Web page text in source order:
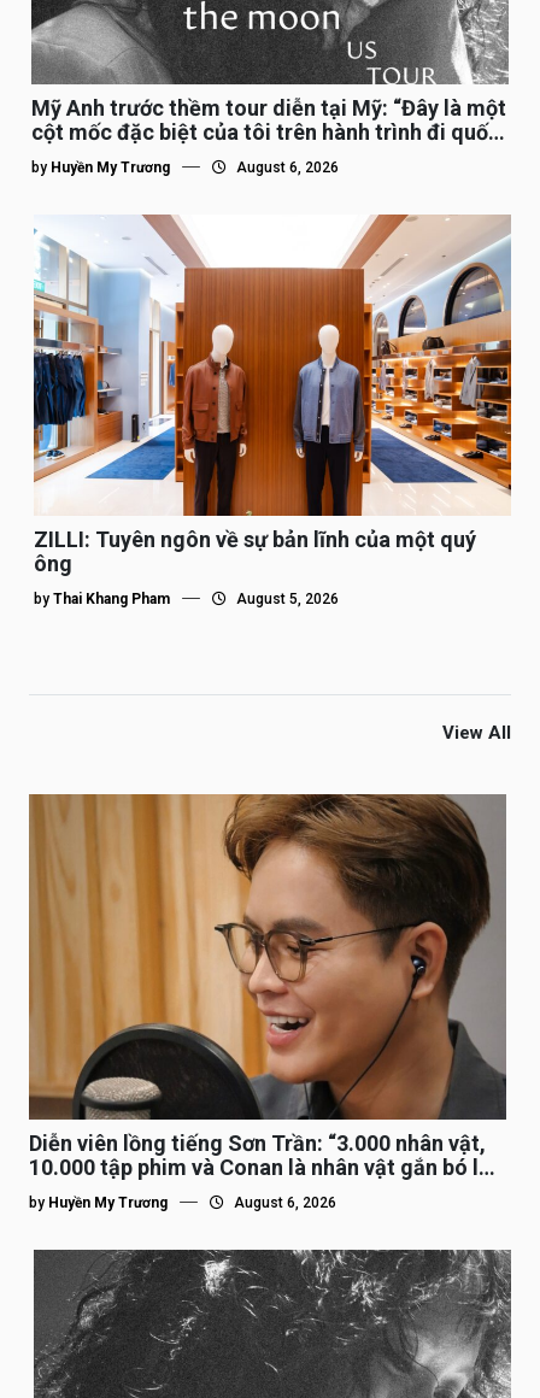
Mỹ Anh trước thềm tour diễn tại Mỹ: “Đây là một
cột mốc đặc biệt của tôi trên hành trình đi quốc
tế”
by Huyền My Trương August 6, 2026
ZILLI: Tuyên ngôn về sự bản lĩnh của một quý
ông
by Thai Khang Pham August 5, 2026
View All
Diễn viên lồng tiếng Sơn Trần: “3.000 nhân vật,
10.000 tập phim và Conan là nhân vật gắn bó lâu
nhất”
by Huyền My Trương August 6, 2026